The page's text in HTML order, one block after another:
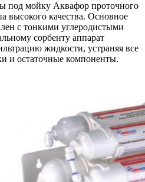
под мойку Аквафор проточного
высокого качества. Основное
с тонкими углеродистыми
сорбенту аппарат
жидкости, устраняя все
и остаточные компоненты.